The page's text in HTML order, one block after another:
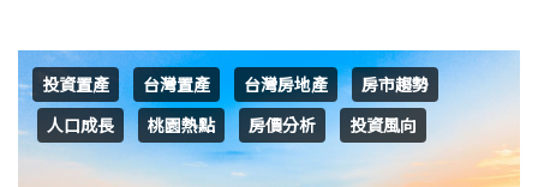
投資置產 台灣置產 台灣房地產
房市趨勢
人口成長
桃園熱點 房價分析 投資風向